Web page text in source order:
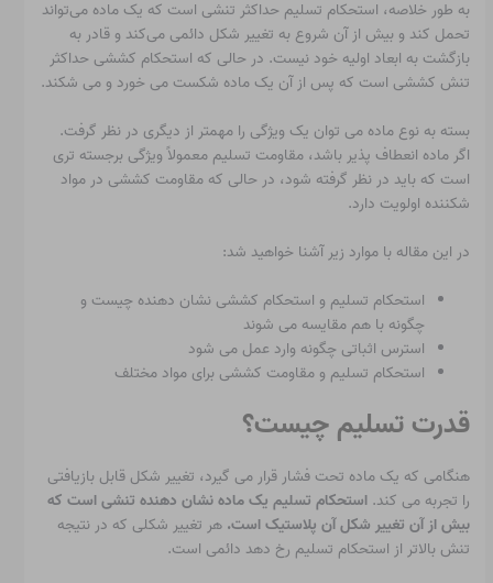
به طور خلاصه، استحکام تسلیم حداکثر تنشی است که یک ماده می‌تواند
تحمل کند و بیش از آن شروع به تغییر شکل دائمی می‌کند و قادر به
بازگشت به ابعاد اولیه خود نیست. در حالی که استحکام کششی حداکثر
تنش کششی است که پس از آن یک ماده شکست می خورد و می شکند.
بسته به نوع ماده می توان یک ویژگی را مهمتر از دیگری در نظر گرفت.
اگر ماده انعطاف پذیر باشد، مقاومت تسلیم معمولاً ویژگی برجسته تری
است که باید در نظر گرفته شود، در حالی که مقاومت کششی در مواد
شکننده اولویت دارد.
در این مقاله با موارد زیر آشنا خواهید شد:
استحکام تسلیم و استحکام کششی نشان دهنده چیست و
چگونه با هم مقایسه می شوند
استرس اثباتی چگونه وارد عمل می شود
استحکام تسلیم و مقاومت کششی برای مواد مختلف
قدرت تسلیم چیست؟
هنگامی که یک ماده تحت فشار قرار می گیرد، تغییر شکل قابل بازیافتی
را تجربه می کند.استحکام تسلیم یک ماده نشان دهنده تنشی است که
بیش از آن تغییر شکل آن پلاستیک است. هر تغییر شکلی که در نتیجه
تنش بالاتر از استحکام تسلیم رخ دهد دائمی است.